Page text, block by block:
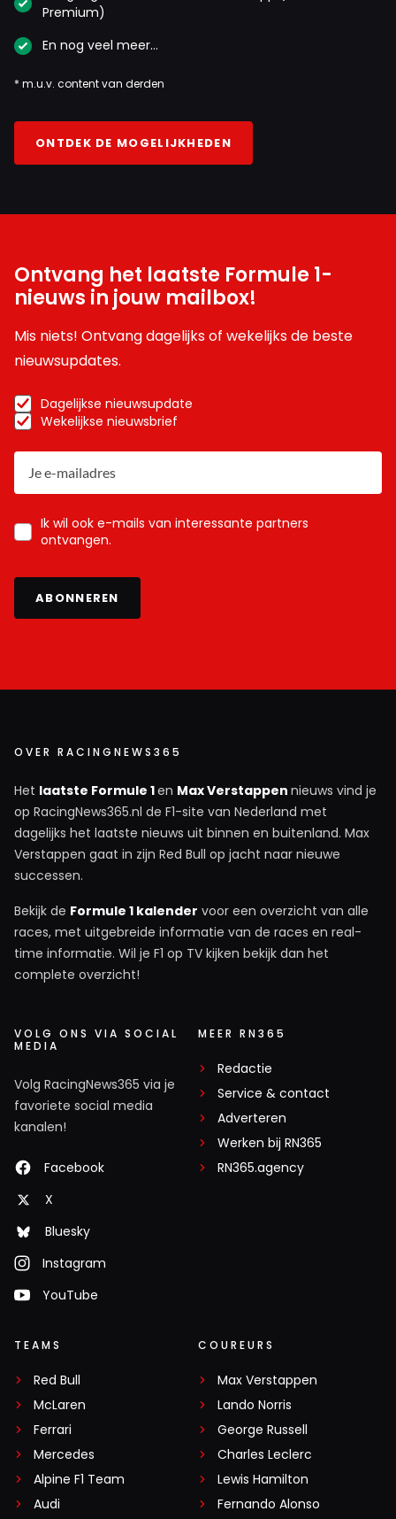
Premium)
En nog veel meer…
* m.u.v. content van derden
ONTDEK DE MOGELIJKHEDEN
Ontvang het laatste Formule 1-
nieuws in jouw mailbox!
Mis niets! Ontvang dagelijks of wekelijks de beste
nieuwsupdates.
Dagelijkse nieuwsupdate
Wekelijkse nieuwsbrief
Ik wil ook e-mails van interessante partners
ontvangen.
ABONNEREN
OVER RACINGNEWS365
Het laatste Formule 1en Max Verstappen nieuws vind je
op RacingNews365.nl de F1-site van Nederland met
dagelijks het laatste nieuws uit binnen en buitenland. Max
Verstappen gaat in zijn Red Bull op jacht naar nieuwe
successen.
Bekijk de Formule 1 kalender voor een overzicht van alle
races, met uitgebreide informatie van de races en real-
time informatie. Wil je F1 op TV kijken bekijk dan het
complete overzicht!
VOLG ONS VIA SOCIAL
MEDIA
Volg RacingNews365 via je
favoriete social media
kanalen!
Facebook
X
Bluesky
Instagram
YouTube
MEER RN365
Redactie
Service & contact
Adverteren
Werken bij RN365
RN365.agency
TEAMS
Red Bull
McLaren
Ferrari
Mercedes
Alpine F1 Team
Audi
COUREURS
Max Verstappen
Lando Norris
George Russell
Charles Leclerc
Lewis Hamilton
Fernando Alonso